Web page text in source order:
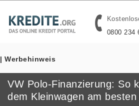
0800 234
| Werbehinweis
VW Polo-Finanzierung: So
dem Kleinwagen am besten